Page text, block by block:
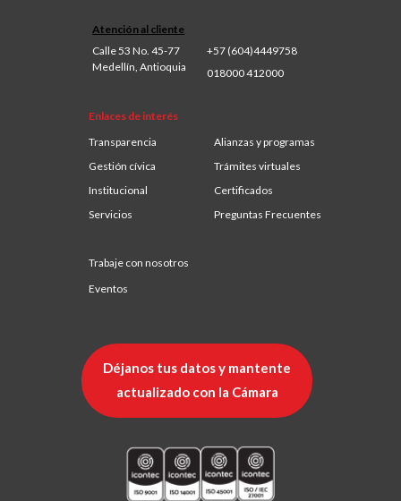
Atención al cliente
Calle 53 No. 45-77
Medellín, Antioquia
+57 (604)4449758
018000 412000
Enlaces de interés
Transparencia
Alianzas y programas
Gestión cívica
Trámites virtuales
Institucional
Certificados
Servicios
Preguntas Frecuentes
Trabaje con nosotros
Eventos
Déjanos tus datos y mantente
actualizado con la Cámara